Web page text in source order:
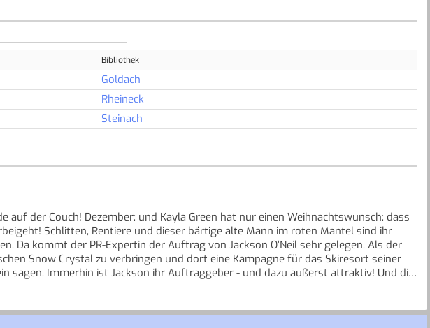
Bibliothek
Goldach
Rheineck
Steinach
auf der Couch! Dezember: und Kayla Green hat nur einen Weihnachtswunsch: dass
Schlitten, Rentiere und dieser bärtige alte Mann im roten Mantel sind ihr
Da kommt der PR-Expertin der Auftrag von Jackson O’Neil sehr gelegen. Als der
Snow Crystal zu verbringen und dort eine Kampagne für das Skiresort seiner
sagen. Immerhin ist Jackson ihr Auftraggeber - und dazu äußerst attraktiv! Und die
entpuppt sich zum Glück als lamettafreie Zone. Doch schon das erste Treffen